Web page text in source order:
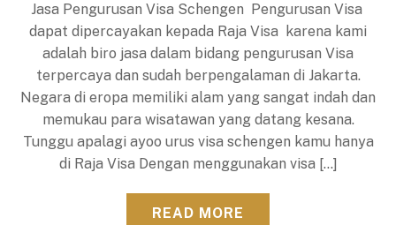
Jasa Pengurusan Visa Schengen Pengurusan Visa
dapat dipercayakan kepada Raja Visa karena kami
adalah biro jasa dalam bidang pengurusan Visa
terpercaya dan sudah berpengalaman di Jakarta.
Negara di eropa memiliki alam yang sangat indah dan
memukau para wisatawan yang datang kesana.
Tunggu apalagi ayoo urus visa schengen kamu hanya
di Raja Visa Dengan menggunakan visa […]
READ MORE